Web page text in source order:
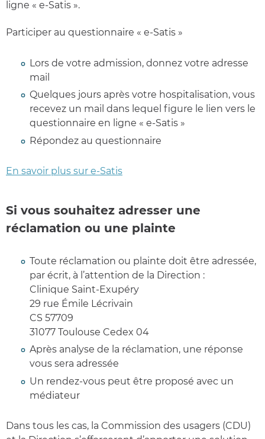
ligne « e-Satis ».
Participer au questionnaire « e-Satis »
Lors de votre admission, donnez votre adresse
mail
Quelques jours après votre hospitalisation, vous
recevez un mail dans lequel figure le lien vers le
questionnaire en ligne « e-Satis »
Répondez au questionnaire
En savoir plus sur e-Satis
Si vous souhaitez adresser une
réclamation ou une plainte
Toute réclamation ou plainte doit être adressée,
par écrit, à l’attention de la Direction :
Clinique Saint-Exupéry
29 rue Émile Lécrivain
CS 57709
31077 Toulouse Cedex 04
Après analyse de la réclamation, une réponse
vous sera adressée
Un rendez-vous peut être proposé avec un
médiateur
Dans tous les cas, la Commission des usagers (CDU)